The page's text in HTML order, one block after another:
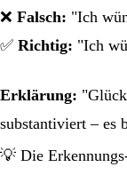
❌ Falsch: "Ich
✅ Richtig: "Ich
Erklärung:
substantiviert – es
💡 Die